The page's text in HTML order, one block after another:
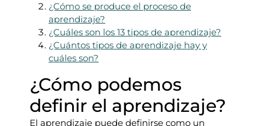
¿Cómo se produce el proceso de
aprendizaje?
¿Cuáles son los 13 tipos de aprendizaje?
¿Cuántos tipos de aprendizaje hay y
cuáles son?
¿Cómo podemos
definir el aprendizaje?
El aprendizaje puede definirse como un